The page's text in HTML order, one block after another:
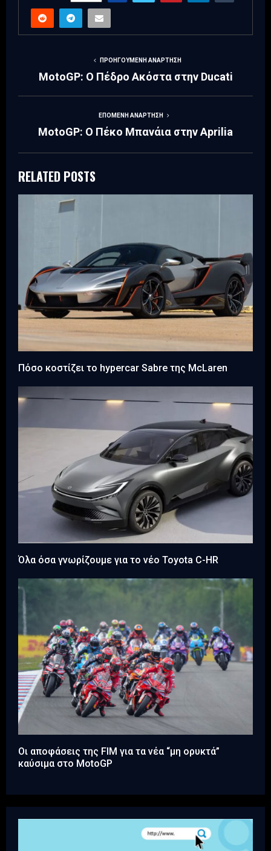
ΠΡΟΗΓΟΎΜΕΝΗ ΑΝΆΡΤΗΣΗ
MotoGP: Ο Πέδρο Ακόστα στην Ducati
ΕΠΌΜΕΝΗ ΑΝΆΡΤΗΣΗ
MotoGP: Ο Πέκο Μπανάια στην Aprilia
RELATED POSTS
Πόσο κοστίζει το hypercar Sabre της McLaren
Όλα όσα γνωρίζουμε για το νέο Toyota C-HR
Οι αποφάσεις της FIM για τα νέα “μη ορυκτά”
καύσιμα στο MotoGP